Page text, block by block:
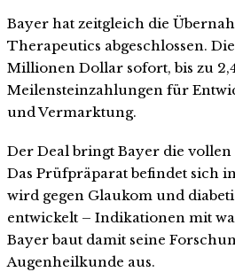
Bayer hat zeitgleich die
Therapeutics abgeschlossen.
Millionen Dollar sofort, bis zu
Meilensteinzahlungen für
und Vermarktung.
Der Deal bringt Bayer die vollen
Das Prüfpräparat befindet sich
wird gegen Glaukom und
entwickelt – Indikationen mit
Bayer baut damit seine
Augenheilkunde aus.